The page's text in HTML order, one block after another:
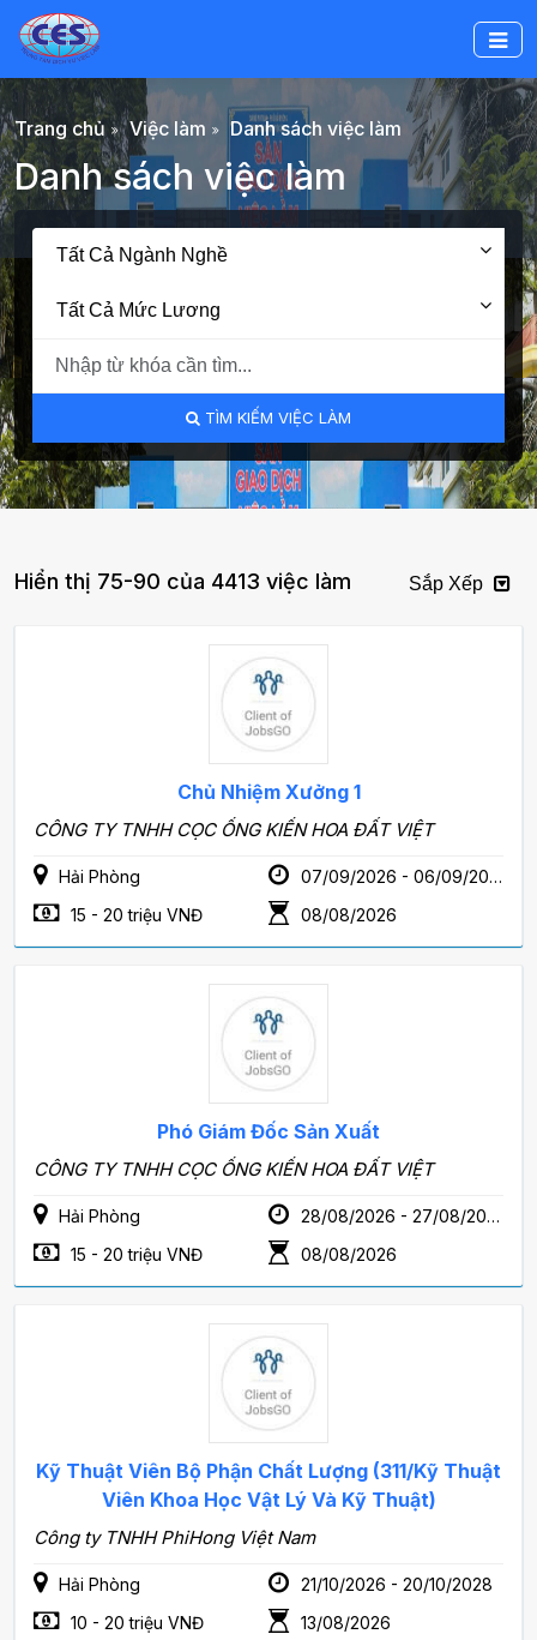
Trang chủ Việc làm Danh sách việc làm
Danh sách việc làm
Tất Cả Ngành Nghề
Tất Cả Mức Lương
TÌM KIẾM VIỆC LÀM
Hiển thị 75-90 của 4413 việc làm Sắp Xếp
Chủ Nhiệm Xưởng 1
CÔNG TY TNHH CỌC ỐNG KIẾN HOA ĐẤT VIỆT
Hải Phòng
07/09/2026 - 06/09/2028
15 - 20 triệu VNĐ
08/08/2026
Phó Giám Đốc Sản Xuất
CÔNG TY TNHH CỌC ỐNG KIẾN HOA ĐẤT VIỆT
Hải Phòng
28/08/2026 - 27/08/2028
15 - 20 triệu VNĐ
08/08/2026
Kỹ Thuật Viên Bộ Phận Chất Lượng (311/Kỹ Thuật
Viên Khoa Học Vật Lý Và Kỹ Thuật)
Công ty TNHH PhiHong Việt Nam
Hải Phòng
21/10/2026 - 20/10/2028
10 - 20 triệu VNĐ
13/08/2026